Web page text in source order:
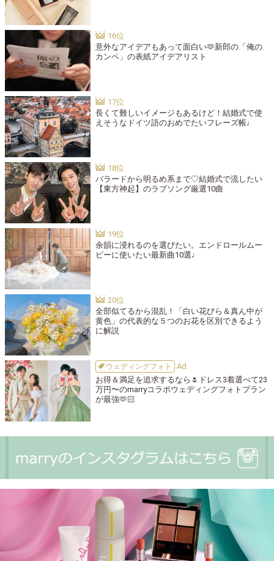
意外なアイデアもあって面白い🫶新郎の「俺の
カンペ」の表紙アイデアリスト
長くて難しいイメージもあるけど！結婚式で使
えそうなドイツ語のおめでたいフレーズ帳♩
バラードから明るめ系まで♡結婚式で流したい
【東方神起】のラブソング厳選10曲
余韻に浸れるのを選びたい。エンドロールムー
ビーに使いたい最新曲10選♩
全部似てるから混乱！「白い花びら＆真ん中が
黄色」の代表的な５つのお花を区別できるよう
に解説
ウェディングフォト
お得＆満足を追求するなら🌷ドレス3着選べて23
万円〜のmarryコラボウェディングフォトプラン
が最強🫶🏻